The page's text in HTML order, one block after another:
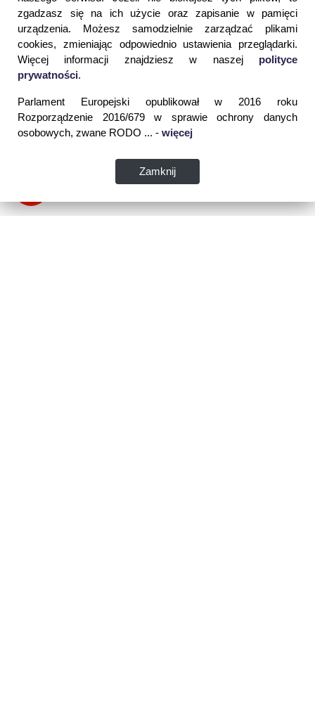
zgadzasz się na ich użycie oraz zapisanie w pamięci
urządzenia. Możesz samodzielnie zarządzać plikami
cookies, zmieniając odpowiednio ustawienia przeglądarki.
Więcej informacji znajdziesz w naszej polityce
prywatności.
Parlament Europejski opublikował w 2016 roku
Rozporządzenie 2016/679 w sprawie ochrony danych
osobowych, zwane RODO ... - więcej
Zamknij